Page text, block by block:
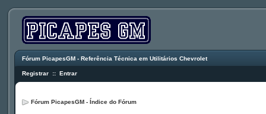
Fórum PicapesGM - Referência Técnica em Utilitários Chevrolet
Registrar :: Entrar
Fórum PicapesGM - Índice do Fórum